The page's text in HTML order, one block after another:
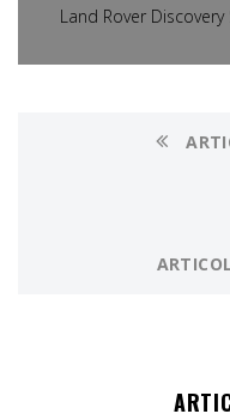
Land Rover